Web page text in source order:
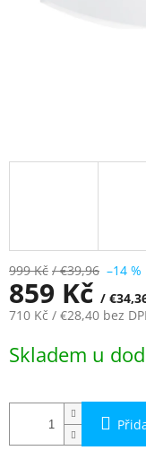
999 Kč / €39,96 –14 %
859 Kč /
710 Kč / €28,40 bez
cena:
Skladem u